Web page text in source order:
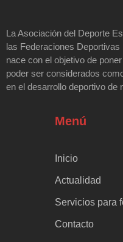
La Asociación del Deporte
las Federaciones
nace con el objetivo de
poder ser considerados
en el desarrollo deportivo de
Menú
Inicio
Actualidad
Servicios para
Contacto